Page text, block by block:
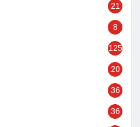
21
8
125
20
36
36